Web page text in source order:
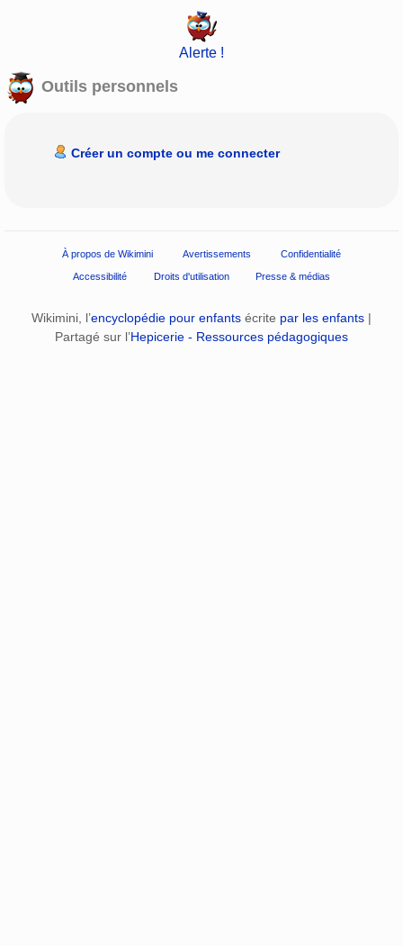
Alerte !
Outils personnels
Créer un compte ou me connecter
À propos de Wikimini Avertissements Confidentialité
Accessibilité Droits d'utilisation Presse & médias
Wikimini, l’encyclopédie pour enfants écrite par les enfants |
Partagé sur l’Hepicerie - Ressources pédagogiques